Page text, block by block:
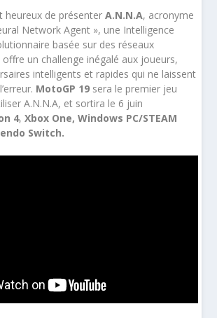
heureux de présenterA.N.N.A, acronyme
Network Agent », une Intelligence
basée sur des réseaux
un challenge inégalé aux joueurs,
intelligents et rapides qui ne laissent
MotoGP 19 sera le premier jeu
A.N.N.A, et sortira le 6 juin
4,Xbox One, Windows PC/STEAM
Switch.